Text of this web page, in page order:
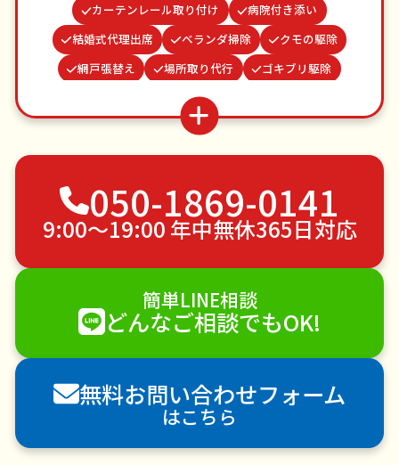
カーテンレール取り付け
病院付き添い
結婚式代理出席
ベランダ掃除
クモの駆除
網戸張替え
場所取り代行
ゴキブリ駆除
謝罪代行
物置解体
つた・ツルの撤去
お墓参り代行
蜂の巣駆除
不用品回収
ゴミ屋敷片付け
植木の剪定
植木の伐採
手すり取り付け
ペットのお世話
エアコンクリーニング
DIY・日曜大工
ハウスクリーニング
雪かき・雪下ろし
電球交換
襖（ふすま）の張替え
空き家管理
各種代行
害獣駆除
防草シート施工
ナメクジ駆除
害虫駆除
050-1869-0141
9:00〜19:00 年中無休365日対応
簡単LINE相談
どんなご相談でもOK!
無料お問い合わせフォーム
はこちら